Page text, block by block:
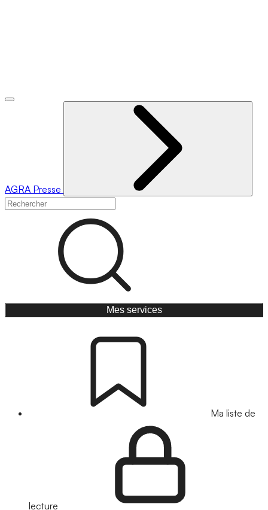
AGRA Presse
Mes services
Ma liste de
lecture